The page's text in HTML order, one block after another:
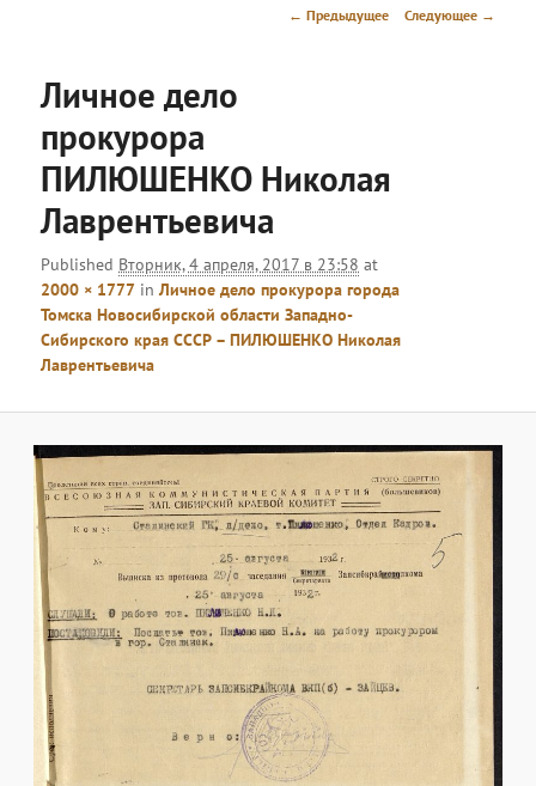
Навигация
← Предыдущее Следующее →
Личное дело
прокурора
ПИЛЮШЕНКО Николая
Лаврентьевича
Published Вторник, 4 апреля, 2017 в 23:58 at
2000 × 1777 inЛичное дело прокурора города
Томска Новосибирской области Западно-
Сибирского края СССР – ПИЛЮШЕНКО Николая
Лаврентьевича